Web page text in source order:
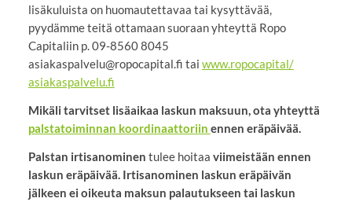
lisäkuluista on huomautettavaa tai kysyttävää,
pyydämme teitä ottamaan suoraan yhteyttä Ropo
Capitaliin p. 09-8560 8045
asiakaspalvelu@ropocapital.fi tai www.ropocapital/
asiakaspalvelu.fi
Mikäli tarvitset lisäaikaa laskun maksuun, ota yhteyttä
palstatoiminnan koordinaattoriin ennen eräpäivää.
Palstan irtisanominen tulee hoitaa viimeistään ennen
laskun eräpäivää. Irtisanominen laskun eräpäivän
jälkeen ei oikeuta maksun palautukseen tai laskun